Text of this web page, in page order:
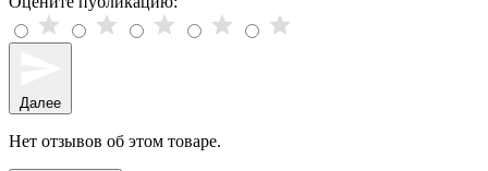
Далее
Нет отзывов об этом товаре.